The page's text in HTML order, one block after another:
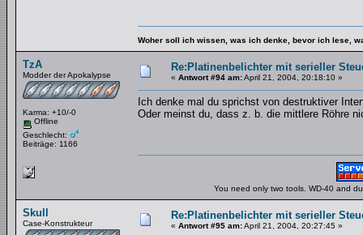
Woher soll ich wissen, was ich denke, bevor ich lese,
TzA
Modder der Apokalypse
Karma: +10/-0
Offline
Geschlecht:
Beiträge: 1166
Re:Platinenbelichter mit serieller
« Antwort #94 am:April 21, 2004, 20:18:10 »
Ich denke mal du sprichst von destruktiver
Oder meinst du, dass z. b. die mittlere Röhre
You need only two tools. WD-40 and
Skull
Case-Konstrukteur
Re:Platinenbelichter mit serieller
« Antwort #95 am:April 21, 2004, 20:27:45 »